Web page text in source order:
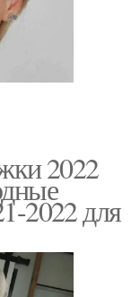
2022
2022 для